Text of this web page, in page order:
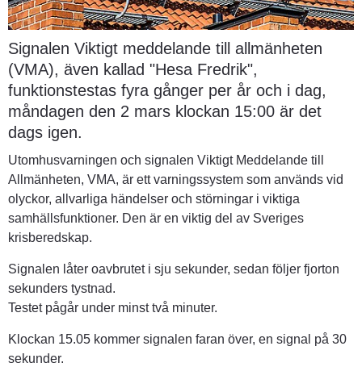
Signalen Viktigt meddelande till allmänheten
(VMA), även kallad "Hesa Fredrik",
funktionstestas fyra gånger per år och i dag,
måndagen den 2 mars klockan 15:00 är det
dags igen.
Utomhusvarningen och signalen Viktigt Meddelande till
Allmänheten, VMA, är ett varningssystem som används vid
olyckor, allvarliga händelser och störningar i viktiga
samhällsfunktioner. Den är en viktig del av Sveriges
krisberedskap.
Signalen låter oavbrutet i sju sekunder, sedan följer fjorton
sekunders tystnad.
Testet pågår under minst två minuter.
Klockan 15.05 kommer signalen faran över, en signal på 30
sekunder.